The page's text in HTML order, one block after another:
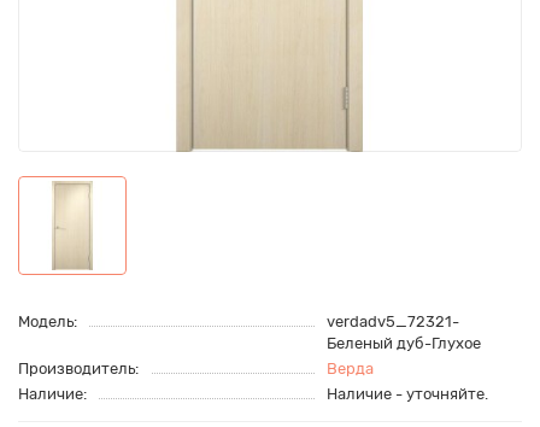
Модель:
verdadv5_72321-
Беленый дуб-Глухое
Производитель:
Верда
Наличие:
Наличие - уточняйте.